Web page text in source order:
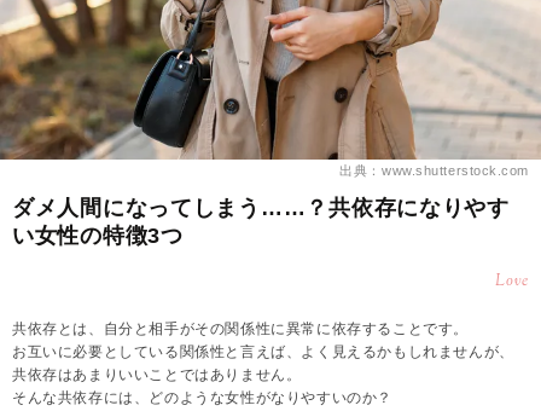
出典：www.shutterstock.com
ダメ人間になってしまう……？共依存になりやす
い女性の特徴3つ
Love
共依存とは、自分と相手がその関係性に異常に依存することです。
お互いに必要としている関係性と言えば、よく見えるかもしれませんが、
共依存はあまりいいことではありません。
そんな共依存には、どのような女性がなりやすいのか？